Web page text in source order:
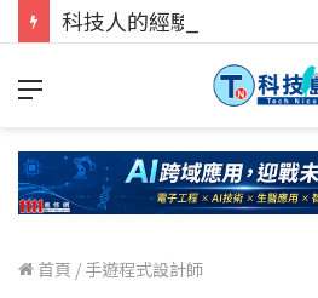
首頁 / 手遊程式設計師